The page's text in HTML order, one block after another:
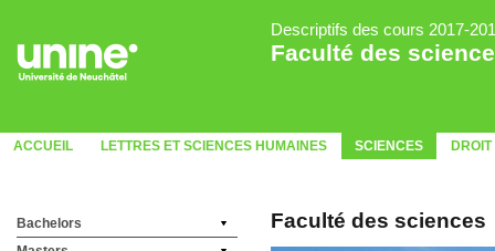
Descriptifs des cours 2017-
Faculté des
ACCUEIL LETTRES ET SCIENCES HUMAINES SCIENCES DROIT
Bachelors
Faculté des sciences